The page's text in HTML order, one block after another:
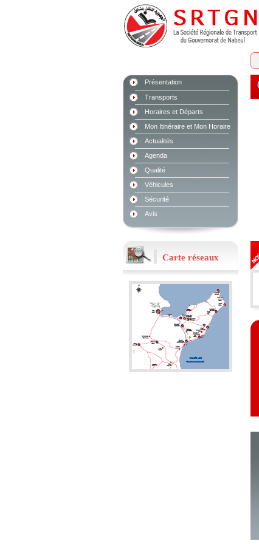
Présentation
Transports
Horaires et Départs
Mon Itinéraire et Mon Horaire
Actualités
Agenda
Qualité
Véhicules
Sécurité
Avis
Carte réseaux